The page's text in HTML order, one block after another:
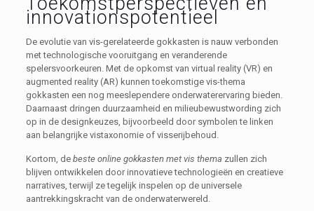
innovationspotentieel
De evolutie van vis-gerelateerde gokkasten is nauw verbonden
met technologische vooruitgang en veranderende
spelersvoorkeuren. Met de opkomst van virtual reality (VR) en
augmented reality (AR) kunnen toekomstige vis-thema
gokkasten een nog meeslependere onderwaterervaring bieden.
Daarnaast dringen duurzaamheid en milieubewustwording zich
op in de designkeuzes, bijvoorbeeld door symbolen te linken
aan belangrijke vistaxonomie of visserijbehoud.
Kortom, de beste online gokkasten met vis thema zullen zich
blijven ontwikkelen door innovatieve technologieën en creatieve
narratives, terwijl ze tegelijk inspelen op de universele
aantrekkingskracht van de onderwaterwereld.